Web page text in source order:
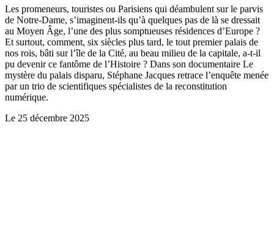
Les promeneurs, touristes ou Parisiens qui déambulent sur le parvis
de Notre-Dame, s’imaginent-ils qu’à quelques pas de là se dressait
au Moyen Âge, l’une des plus somptueuses résidences d’Europe ?
Et surtout, comment, six siècles plus tard, le tout premier palais de
nos rois, bâti sur l’île de la Cité, au beau milieu de la capitale, a-t-il
pu devenir ce fantôme de l’Histoire ? Dans son documentaire Le
mystère du palais disparu, Stéphane Jacques retrace l’enquête menée
par un trio de scientifiques spécialistes de la reconstitution
numérique.
Le 25 décembre 2025